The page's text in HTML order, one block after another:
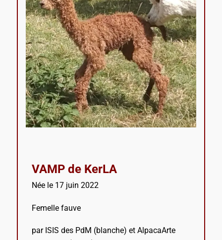
VAMP de KerLA
Née le 17 juin 2022
Femelle fauve
par ISIS des PdM (blanche) et AlpacaArte